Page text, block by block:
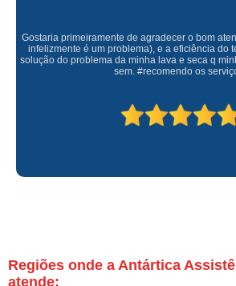
Gostaria primeiramente de agradecer o bom
infelizmente é um problema), e a eficiência do
solução do problema da minha lava e seca q
sem. #recomendo os
Regiões onde a Antártica
atende: